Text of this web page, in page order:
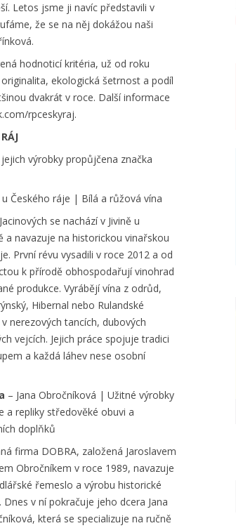
Letos jsme ji navíc představili v
že se na něj dokážou naši
hodnoticí kritéria, už od roku
ekologická šetrnost a podíl
dvakrát v roce. Další informace
rpceskyraj.
výrobky propůjčena značka
Českého ráje | Bílá a růžová vína
se nachází v Jivině u
a navazuje na historickou vinařskou
První révu vysadili v roce 2012 a od
k přírodě obhospodařují vinohrad
produkce. Vyrábějí vína z odrůd,
Hibernal nebo Rulandské
nerezových tancích, dubových
vejcích. Jejich práce spojuje tradici
a každá láhev nese osobní
– Jana Obročníková | Užitné výrobky
a repliky středověké obuvi a
doplňků
firma DOBRA, založená Jaroslavem
Obročníkem v roce 1989, navazuje
řemeslo a výrobu historické
Dnes v ní pokračuje jeho dcera Jana
která se specializuje na ručně